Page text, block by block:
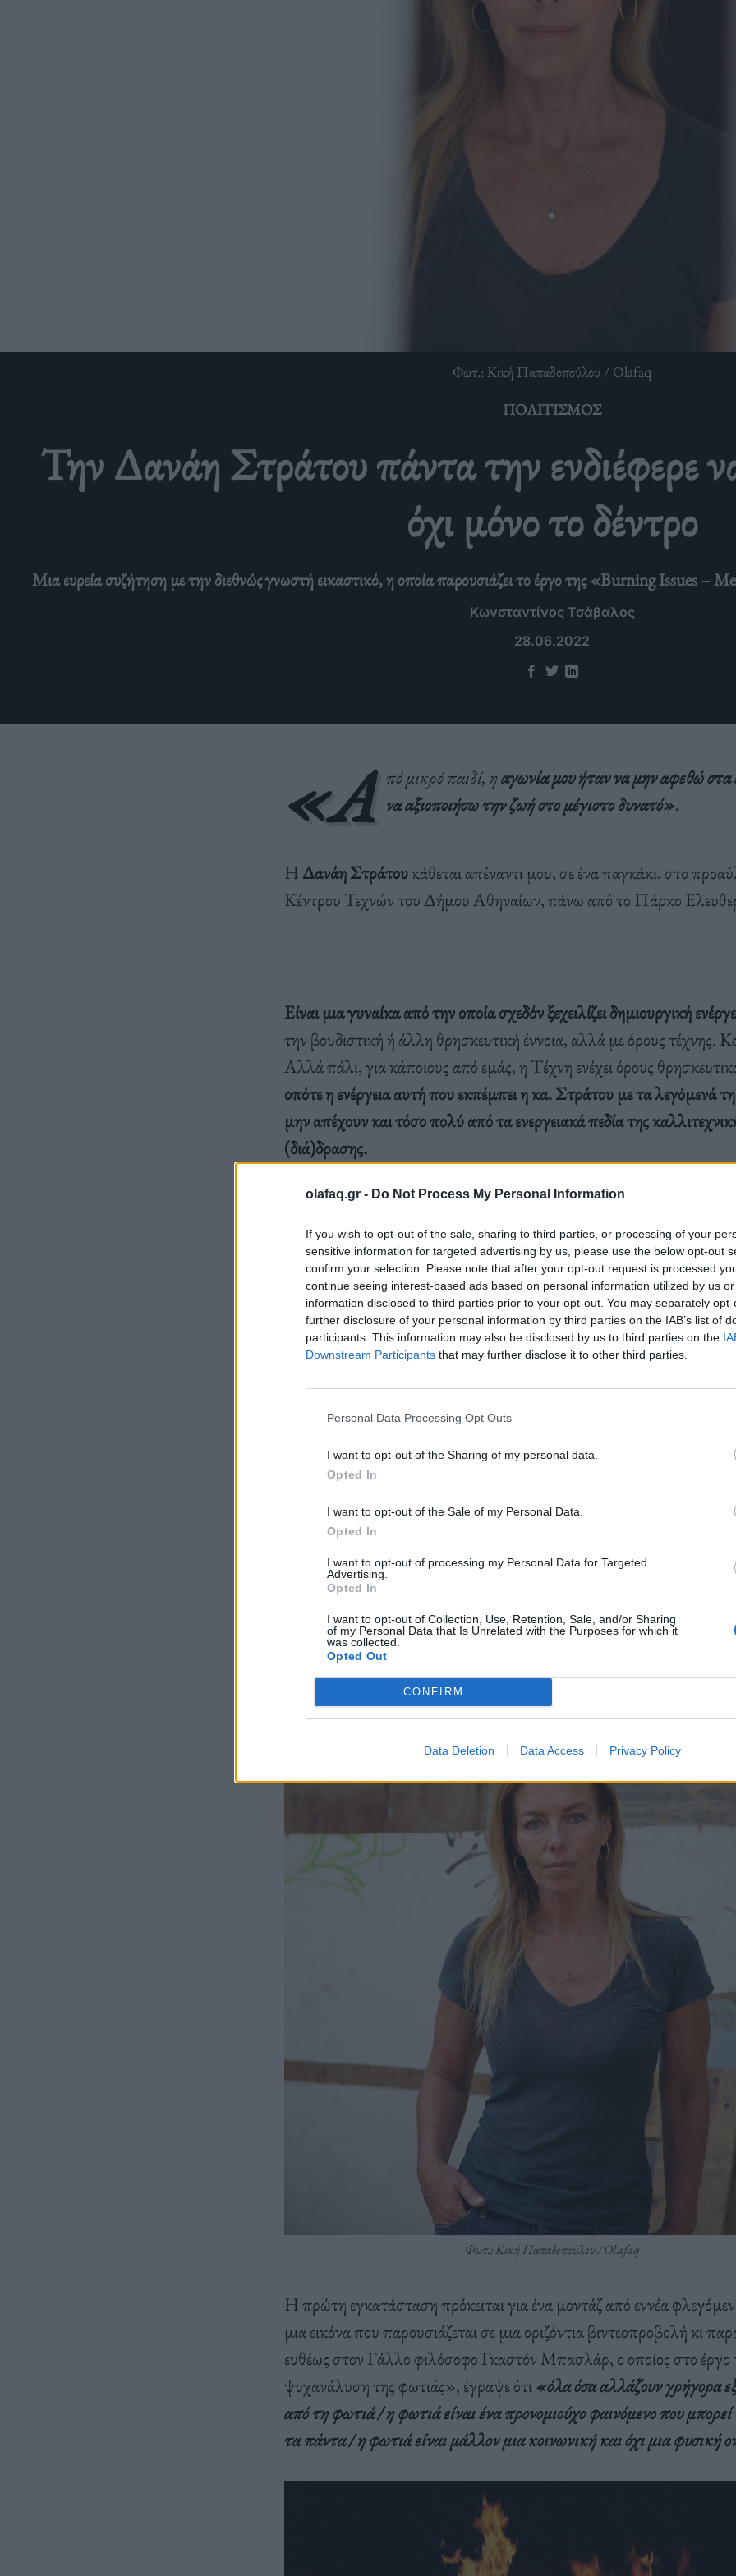
olafaq.gr - Do Not Process My Personal Information
If you wish to opt-out of the sale, sharing to third parties, or processing of your
sensitive information for targeted advertising by us, please use the below opt-out
confirm your selection. Please note that after your opt-out request is processed
continue seeing interest-based ads based on personal information utilized by us
information disclosed to third parties prior to your opt-out. You may separately
further disclosure of your personal information by third parties on the IAB’s list of
participants. This information may also be disclosed by us to third parties on the
Downstream Participants that may further disclose it to other third parties.
Personal Data Processing Opt Outs
I want to opt-out of the Sharing of my personal data.
Opted In
I want to opt-out of the Sale of my Personal Data.
Opted In
I want to opt-out of processing my Personal Data for Targeted
Advertising.
Opted In
I want to opt-out of Collection, Use, Retention, Sale, and/or Sharing
of my Personal Data that Is Unrelated with the Purposes for which it
was collected.
Opted Out
CONFIRM
Data Deletion Data Access Privacy Policy
Φωτ.: Κική Παπαδοπούλου / Olafaq
ΠΟΛΙΤΙΣΜΌΣ
Την Δανάη Στράτου πάντα την ενδιέφερε
όχι μόνο το δέντρο
Μια ευρεία συζήτηση με την διεθνώς γνωστή εικαστικό, η οποία παρουσιάζει το έργο της «Burning Issues
Κωνσταντίνος Τσάβαλος
28.06.2022
«Α πό μικρό παιδί, ηαγωνία μου ήταν να μην αφεθώ
να αξιοποιήσω την ζωή στο μέγιστο δυνατό».
Η Δανάη Στράτουκάθεται απέναντι μου, σε ένα παγκάκι, στο
Κέντρου Τεχνών του Δήμου Αθηναίων, πάνω από το Πάρκο
Είναι μια γυναίκα από την οποία σχεδόν ξεχειλίζει δημιουργική
την βουδιστική ή άλλη θρησκευτική έννοια, αλλά με όρους τέχνης.
Αλλά πάλι, για κάποιους από εμάς, η Τέχνη ενέχει όρους
οπότε η ενέργεια αυτή που εκπέμπει η κα. Στράτου με τα λεγόμενά
μην απέχουν και τόσο πολύ από τα ενεργειακά πεδία της
(διά)δρασης.
Δήμου Αθηναίων το νέο της έργο με τίτλο«Burning Issues –
εγκαταστάσεις μέσα σε ένα προσεγμένο έως την τελευταία του
περιβάλλον, όπου η φωτιά, οι συμβολισμοί και οι καταστροφικές
παίζουν πρωταγωνιστικό ρόλομε τελικό στόχο το φλέγον [εξού
ζήτημα της κλιματικής αλλαγής.
Φωτ.: Κική Παπαδοπούλου / Olafaq
Η πρώτη εγκατάσταση πρόκειται για ένα μοντάζ από εννέα
μια εικόνα που παρουσιάζεται σε μια οριζόντια βιντεοπροβολή κι
ευθέως στον Γάλλο φιλόσοφο Γκαστόν Μπασλάρ, ο οποίος στο
ψυχανάλυση της φωτιάς», έγραψε ότι«όλα όσα αλλάζουν γρήγορα
από τη φωτιά / η φωτιά είναι ένα προνομιούχο φαινόμενο που μπορεί
τα πάντα / η φωτιά είναι μάλλον μια κοινωνική και όχι μια φυσική